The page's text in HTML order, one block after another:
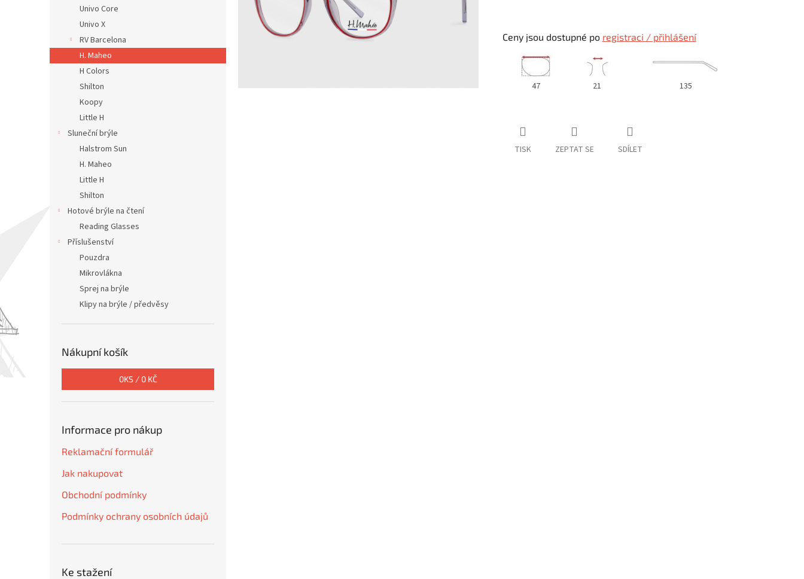
Univo Core
Univo X
RV Barcelona
H. Maheo
H Colors
Shilton
Koopy
Little H
Sluneční brýle
Halstrom Sun
H. Maheo
Little H
Shilton
Hotové brýle na čtení
Reading Glasses
Příslušenství
Pouzdra
Mikrovlákna
Sprej na brýle
Klipy na brýle / předvěsy
Nákupní košík
0KS / 0 KČ
Informace pro nákup
Reklamační formulář
Jak nakupovat
Obchodní podmínky
Podmínky ochrany osobních údajů
Ke stažení
Ceny jsou dostupné po registraci / přihlášení
47 21 135
TISK ZEPTAT SE SDÍLET